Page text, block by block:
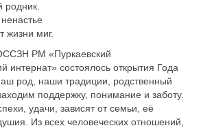
жизни миг.
РМ «Пуркаевский
интернат» состоялось открытия Года
род, наши традиции, родственный
поддержку, понимание и заботу.
удачи, зависят от семьи, её
Из всех человеческих отношений,